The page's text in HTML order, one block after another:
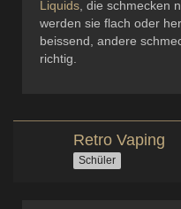
Liquids , die schmecken
werden sie flach oder
beissend, andere
richtig.
Retro Vaping
Schüler